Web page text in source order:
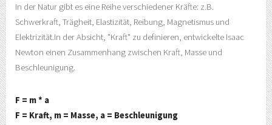
In der Natur gibt es eine Reihe verschiedener Kräfte: z.B.
Schwerkraft, Trägheit, Elastizität, Reibung, Magnetismus und
Elektrizität.In der Absicht, "Kraft" zu definieren, entwickelte Isaac
Newton einen Zusammenhang zwischen Kraft, Masse und
Beschleunigung.
F = m * a
F = Kraft, m = Masse, a = Beschleunigung